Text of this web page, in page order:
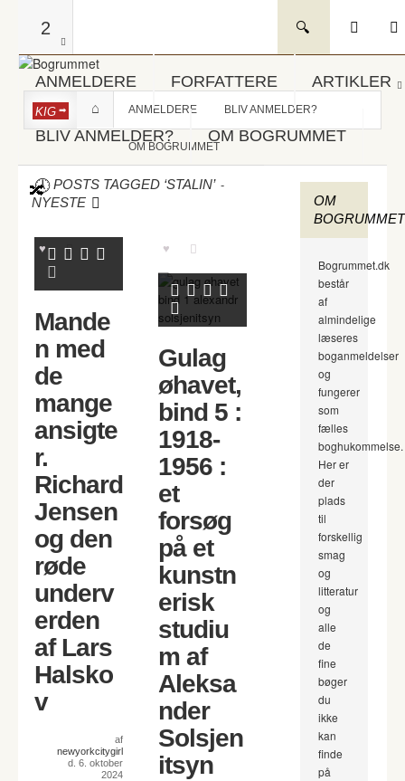
2
ANMELDERE FORFATTERE ARTIKLER
BLIV ANMELDER? OM BOGRUMMET
KIG ANMELDERE BLIV ANMELDER?
OM BOGRUMMET
POSTS TAGGED ‘STALIN’ -
NYESTE
Mande
n med
de
mange
ansigte
r.
Richard
Jensen
og den
røde
underv
erden
af Lars
Halsko
v
af
newyorkcitygirl
d. 6. oktober
2024
Gulag
øhavet,
bind 5 :
1918-
1956 :
et
forsøg
på et
kunstn
erisk
studiu
m af
Aleksa
nder
Solsjen
itsyn
OM
BOGRUMMET
Bogrummet.dk
består
af
almindelige
læseres
boganmeldelser
og
fungerer
som
fælles
boghukommelse.
Her er
der
plads
til
forskellig
smag
og
litteratur
og
alle
de
fine
bøger
du
ikke
kan
finde
på